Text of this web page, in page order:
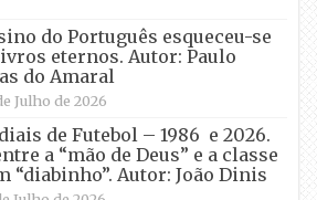
do Português esqueceu-se
eternos. Autor: Paulo
do Amaral
Julho de 2026
de Futebol – 1986 e 2026.
a “mão de Deus” e a classe
“diabinho”. Autor: João Dinis